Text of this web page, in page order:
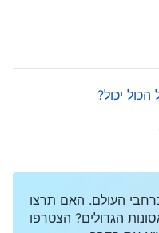
עד אשר ישלים הוא
באדם
ובביטויים של
יכול?
העולם. האם תרצו
הגדולים? הצטרפו